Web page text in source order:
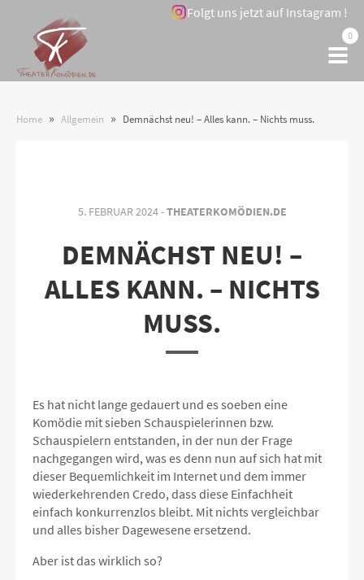
Folgt uns jetzt auf Instagram !
0
Home » Allgemein » Demnächst neu! – Alles kann. – Nichts muss.
5. FEBRUAR 2024 -THEATERKOMÖDIEN.DE
DEMNÄCHST NEU! –
ALLES KANN. – NICHTS
MUSS.
Es hat nicht lange gedauert und es soeben eine
Komödie mit sieben Schauspielerinnen bzw.
Schauspielern entstanden, in der nun der Frage
nachgegangen wird, was es denn nun auf sich hat mit
dieser Bequemlichkeit im Internet und dem immer
wiederkehrenden Credo, dass diese Einfachheit
einfach konkurrenzlos bleibt. Mit nichts vergleichbar
und alles bisher Dagewesene ersetzend.
Aber ist das wirklich so?